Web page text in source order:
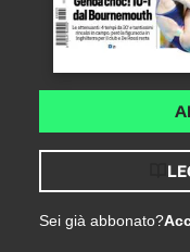
Sei già abbonato?